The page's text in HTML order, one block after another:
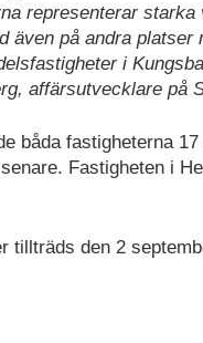
representerar starka
även på andra platser
i
affärsutvecklare på
båda fastigheterna
Fastigheten i
tillträds den 2